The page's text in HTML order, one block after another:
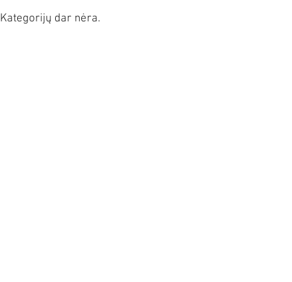
Kategorijų dar nėra.